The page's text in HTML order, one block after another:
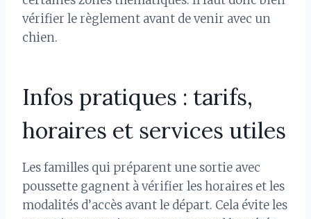
vérifier le règlement avant de venir avec un
chien.
Infos pratiques : tarifs,
horaires et services utiles
Les familles qui préparent une sortie avec
poussette gagnent à vérifier les horaires et les
modalités d’accès avant le départ. Cela évite les